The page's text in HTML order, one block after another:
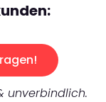
unverbindlich.